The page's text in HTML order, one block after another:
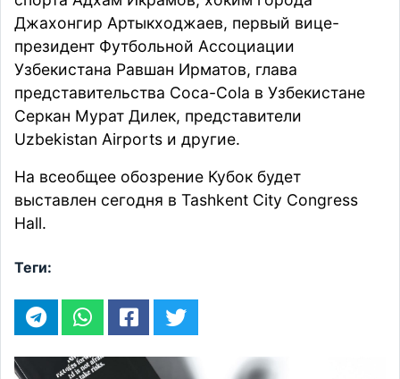
Джахонгир Артыкходжаев, первый вице-
президент Футбольной Ассоциации
Узбекистана Равшан Ирматов, глава
представительства Coca-Cola в Узбекистане
Серкан Мурат Дилек, представители
Uzbekistan Airports и другие.
На всеобщее обозрение Кубок будет
выставлен сегодня в Tashkent City Congress
Hall.
Теги: